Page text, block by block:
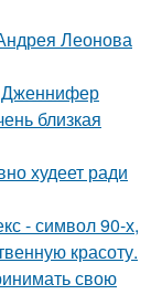
Леонова
Дженнифер
близкая
худеет ради
- символ 90-х,
красоту.
свою